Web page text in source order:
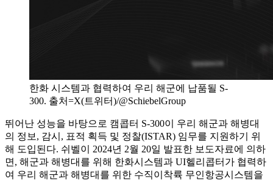
한화 시스템과 협력하여 우리 해군에 납품될 S-
300. 출처=X(트위터)/@SchiebelGroup
뛰어난 성능을 바탕으로 캠콥터 S-300이 우리 해군과 해병대
의 정보, 감시, 표적 획득 및 정찰(ISTAR) 임무를 지원하기 위
해 도입된다. 쉬벨이 2024년 2월 20일 발표한 보도자료에 의하
면, 해군과 해병대를 위해 한화시스템과 UI헬리콥터가 협력하
여 우리 해군과 해병대를 위한 수직이착륙 무인항공시스템을